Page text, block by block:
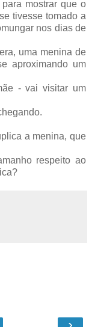
mostrar que o
tivesse tomado a
nos dias de
uma menina de
aproximando um
- vai visitar um
a menina, que
respeito ao